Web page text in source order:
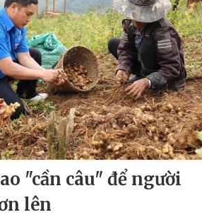
"cần câu" để người
lên